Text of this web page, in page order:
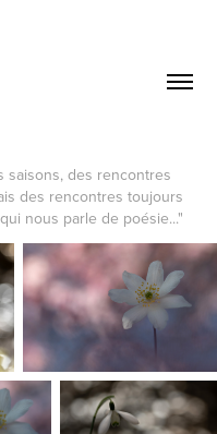
saisons, des rencontres
des rencontres toujours
nous parle de poésie...​​​​​​​"